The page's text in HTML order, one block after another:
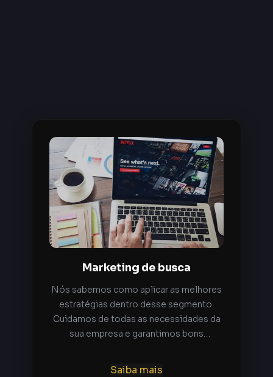
Marketing de busca
Nós sabemos como aplicar as melhores
estratégias dentro desse segmento.
Cuidamos de todas as necessidades da
sua empresa e garantimos bons
Saiba mais